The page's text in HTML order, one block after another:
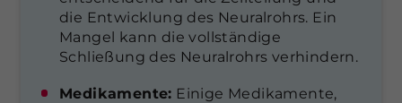
die Entwicklung des Neuralrohrs. Ein
Mangel kann die vollständige
Schließung des Neuralrohrs verhindern.
Medikamente: Einige Medikamente,